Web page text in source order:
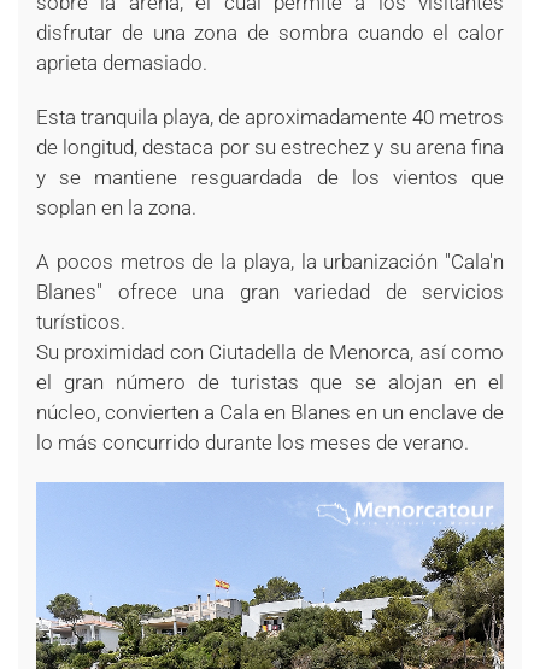
disfrutar de una zona de sombra cuando el calor
aprieta demasiado.
Esta tranquila playa, de aproximadamente 40 metros
de longitud, destaca por su estrechez y su arena fina
y se mantiene resguardada de los vientos que
soplan en la zona.
A pocos metros de la playa, la urbanización "Cala'n
Blanes" ofrece una gran variedad de servicios
turísticos.
Su proximidad con Ciutadella de Menorca, así como
el gran número de turistas que se alojan en el
núcleo, convierten a Cala en Blanes en un enclave de
lo más concurrido durante los meses de verano.